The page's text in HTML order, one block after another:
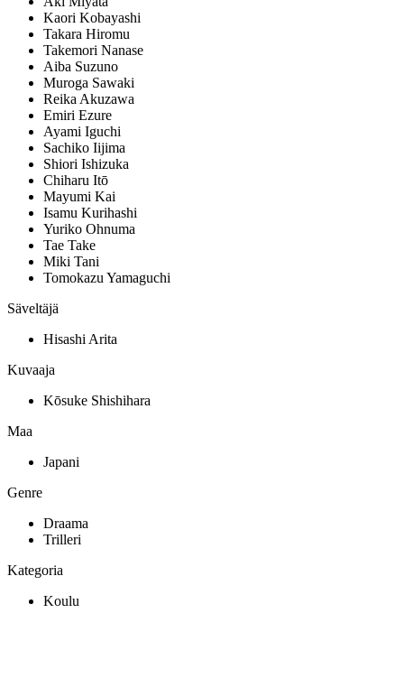
Kaori Kobayashi
Takara Hiromu
Takemori Nanase
Aiba Suzuno
Muroga Sawaki
Reika Akuzawa
Emiri Ezure
Ayami Iguchi
Sachiko Iijima
Shiori Ishizuka
Chiharu Itō
Mayumi Kai
Isamu Kurihashi
Yuriko Ohnuma
Tae Take
Miki Tani
Tomokazu Yamaguchi
Säveltäjä
Hisashi Arita
Kuvaaja
Kōsuke Shishihara
Maa
Japani
Genre
Draama
Trilleri
Kategoria
Koulu